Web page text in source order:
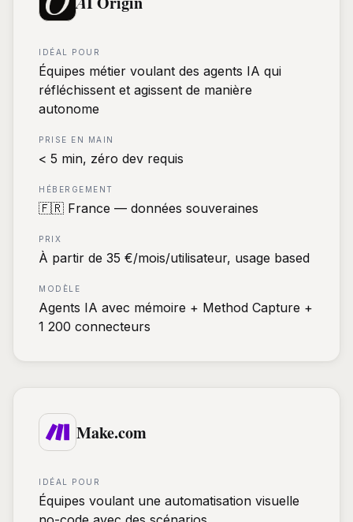
IDÉAL POUR
Équipes métier voulant des agents IA qui
réfléchissent et agissent de manière
autonome
PRISE EN MAIN
< 5 min, zéro dev requis
HÉBERGEMENT
🇫🇷 France — données souveraines
PRIX
À partir de 35 €/mois/utilisateur, usage based
MODÈLE
Agents IA avec mémoire + Method Capture +
1 200 connecteurs
Make.com
IDÉAL POUR
Équipes voulant une automatisation visuelle